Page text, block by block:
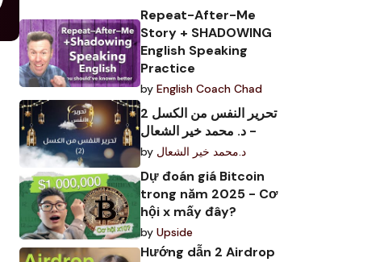
Repeat-After-Me
Story + SHADOWING
English Speaking
Practice
by English Coach Chad
تحرير النفس من الكسل 2
- د. محمد خير الشعال
by د.محمد خير الشعال
Dự đoán giá Bitcoin
trong năm 2025 - Cơ
hội x mấy đây?
by Upside
Hướng dẫn 2 Airdrop